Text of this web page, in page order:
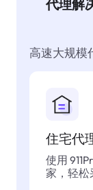
代理解
高速大规模
住宅代
使用
家，轻松